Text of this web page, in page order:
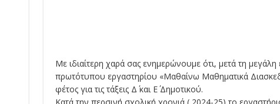
Με ιδιαίτερη χαρά σας ενημερώνουμε ότι, μετά τη μεγάλη
πρωτότυπου εργαστηρίου «Μαθαίνω Μαθηματικά
φέτος για τις τάξεις Δ΄ και Ε΄ Δημοτικού.